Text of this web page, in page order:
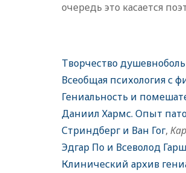
очередь это касается
Творчество
Всеобщая психология с
Гениальность и
Даниил Хармс. Опыт
Стриндберг и Ван Гог,
Эдгар По и Всеволод
Клинический архив